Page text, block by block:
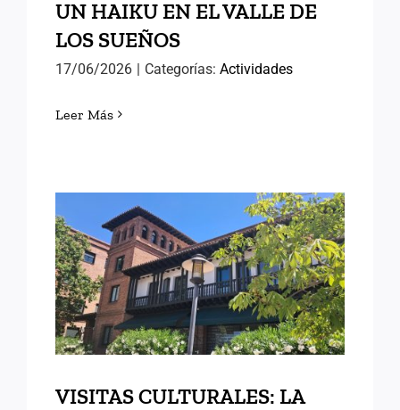
UN HAIKU EN EL VALLE DE
LOS SUEÑOS
17/06/2026 | Categorías:Actividades
Leer Más
VISITAS CULTURALES: LA
RESIDENCIA DE
ESTUDIANTES
VISITAS CULTURALES: LA